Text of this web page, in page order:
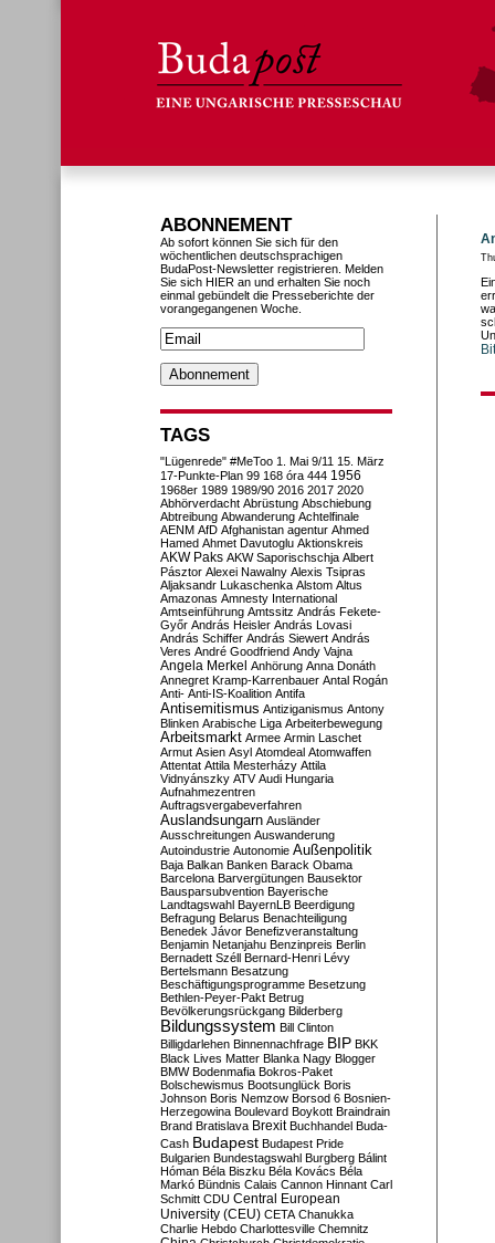
ABONNEMENT
Ab sofort können Sie sich für den
wöchentlichen deutschsprachigen
BudaPost-Newsletter registrieren. Melden
Sie sich HIER an und erhalten Sie noch
einmal gebündelt die Presseberichte der
vorangegangenen Woche.
TAGS
"Lügenrede" #MeToo 1. Mai 9/11 15. März
17-Punkte-Plan 99 168 óra 444 1956
1968er 1989 1989/90 2016 2017 2020
Abhörverdacht Abrüstung Abschiebung
Abtreibung Abwanderung Achtelfinale
AENM AfD Afghanistan agentur Ahmed
Hamed Ahmet Davutoglu Aktionskreis
AKW Paks AKW Saporischschja Albert
Pásztor Alexei Nawalny Alexis Tsipras
Aljaksandr Lukaschenka Alstom Altus
Amazonas Amnesty International
Amtseinführung Amtssitz András Fekete-
Győr András Heisler András Lovasi
András Schiffer András Siewert András
Veres André Goodfriend Andy Vajna
Angela Merkel Anhörung Anna Donáth
Annegret Kramp-Karrenbauer Antal Rogán
Anti- Anti-IS-Koalition Antifa
Antisemitismus Antiziganismus Antony
Blinken Arabische Liga Arbeiterbewegung
Arbeitsmarkt Armee Armin Laschet
Armut Asien Asyl Atomdeal Atomwaffen
Attentat Attila Mesterházy Attila
Vidnyánszky ATV Audi Hungaria
Aufnahmezentren
Auftragsvergabeverfahren
Auslandsungarn Ausländer
Ausschreitungen Auswanderung
Autoindustrie Autonomie Außenpolitik
Baja Balkan Banken Barack Obama
Barcelona Barvergütungen Bausektor
Bausparsubvention Bayerische
Landtagswahl BayernLB Beerdigung
Befragung Belarus Benachteiligung
Benedek Jávor Benefizveranstaltung
Benjamin Netanjahu Benzinpreis Berlin
Bernadett Széll Bernard-Henri Lévy
Bertelsmann Besatzung
Beschäftigungsprogramme Besetzung
Bethlen-Peyer-Pakt Betrug
Bevölkerungsrückgang Bilderberg
Bildungssystem Bill Clinton
Billigdarlehen Binnennachfrage BIP BKK
Black Lives Matter Blanka Nagy Blogger
BMW Bodenmafia Bokros-Paket
Bolschewismus Bootsunglück Boris
Johnson Boris Nemzow Borsod 6 Bosnien-
Herzegowina Boulevard Boykott Braindrain
Brand Bratislava Brexit Buchhandel Buda-
Cash Budapest Budapest Pride
Bulgarien Bundestagswahl Burgberg Bálint
Hóman Béla Biszku Béla Kovács Béla
Markó Bündnis Calais Cannon Hinnant Carl
Schmitt CDU Central European
University (CEU) CETA Chanukka
Charlie Hebdo Charlottesville Chemnitz